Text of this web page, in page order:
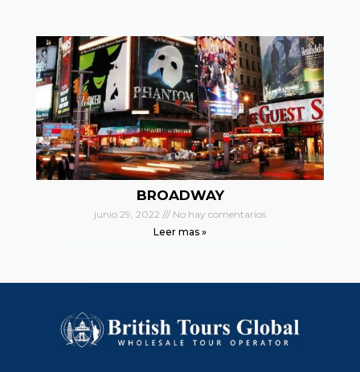
BROADWAY
junio 29, 2022
No hay comentarios
Leer mas »